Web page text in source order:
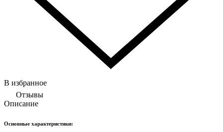
В избранное
Отзывы
Описание
Основные характеристики: